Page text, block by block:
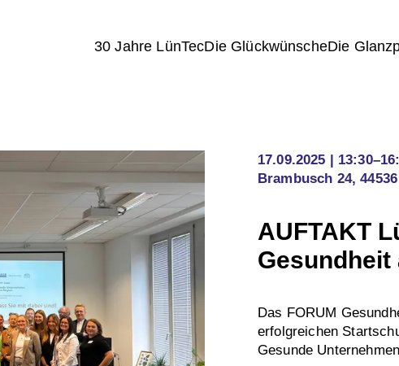
30 Jahre LünTecDie GlückwünscheDie
17.09.2025
Brambusch 24,
AUFTAKT
Das FORUM
erfolgreichen
Gesunde